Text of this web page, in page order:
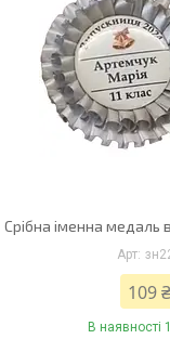
Срібна іменна медаль
109 ₴
В наявності